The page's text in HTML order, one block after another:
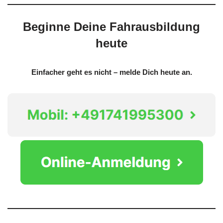
Beginne Deine Fahrausbildung
heute
Einfacher geht es nicht – melde Dich heute an.